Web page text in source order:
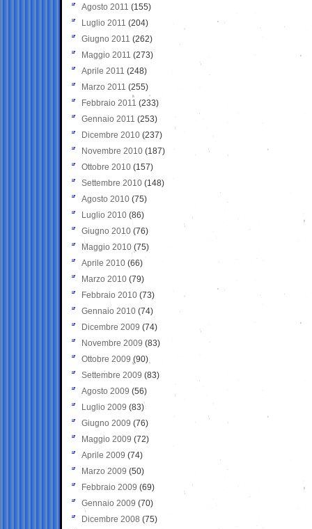
Agosto 2011 (155)
Luglio 2011 (204)
Giugno 2011 (262)
Maggio 2011 (273)
Aprile 2011 (248)
Marzo 2011 (255)
Febbraio 2011 (233)
Gennaio 2011 (253)
Dicembre 2010 (237)
Novembre 2010 (187)
Ottobre 2010 (157)
Settembre 2010 (148)
Agosto 2010 (75)
Luglio 2010 (86)
Giugno 2010 (76)
Maggio 2010 (75)
Aprile 2010 (66)
Marzo 2010 (79)
Febbraio 2010 (73)
Gennaio 2010 (74)
Dicembre 2009 (74)
Novembre 2009 (83)
Ottobre 2009 (90)
Settembre 2009 (83)
Agosto 2009 (56)
Luglio 2009 (83)
Giugno 2009 (76)
Maggio 2009 (72)
Aprile 2009 (74)
Marzo 2009 (50)
Febbraio 2009 (69)
Gennaio 2009 (70)
Dicembre 2008 (75)